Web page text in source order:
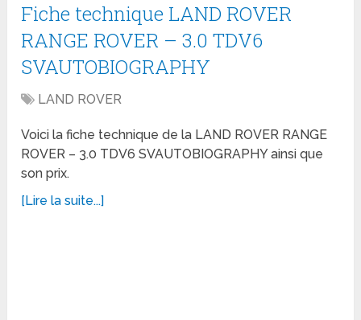
Fiche technique LAND ROVER
RANGE ROVER – 3.0 TDV6
SVAUTOBIOGRAPHY
LAND ROVER
Voici la fiche technique de la LAND ROVER RANGE
ROVER – 3.0 TDV6 SVAUTOBIOGRAPHY ainsi que
son prix.
[Lire la suite...]